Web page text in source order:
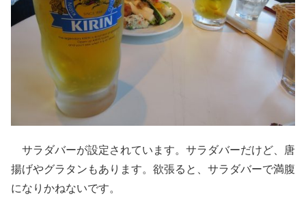
サラダバーが設定されています。サラダバーだけど、唐
揚げやグラタンもあります。欲張ると、サラダバーで満腹
になりかねないです。